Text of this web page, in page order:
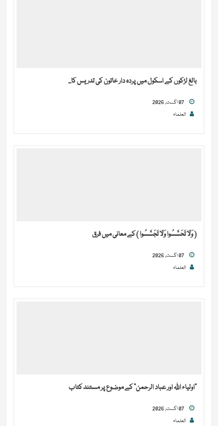
بالغ لڑکوں کے اسکول میں پردہ دار خاتون کی تدریس کا...
العلماء
( وَلَا تَحَسَّسُوا وَلَا تَجَسَّسُوا ) کے معانی میں فرق
العلماء
“اولیاء اللہ اور عباد الرحمن” کے موضوع پر مستند کتاب
العلماء